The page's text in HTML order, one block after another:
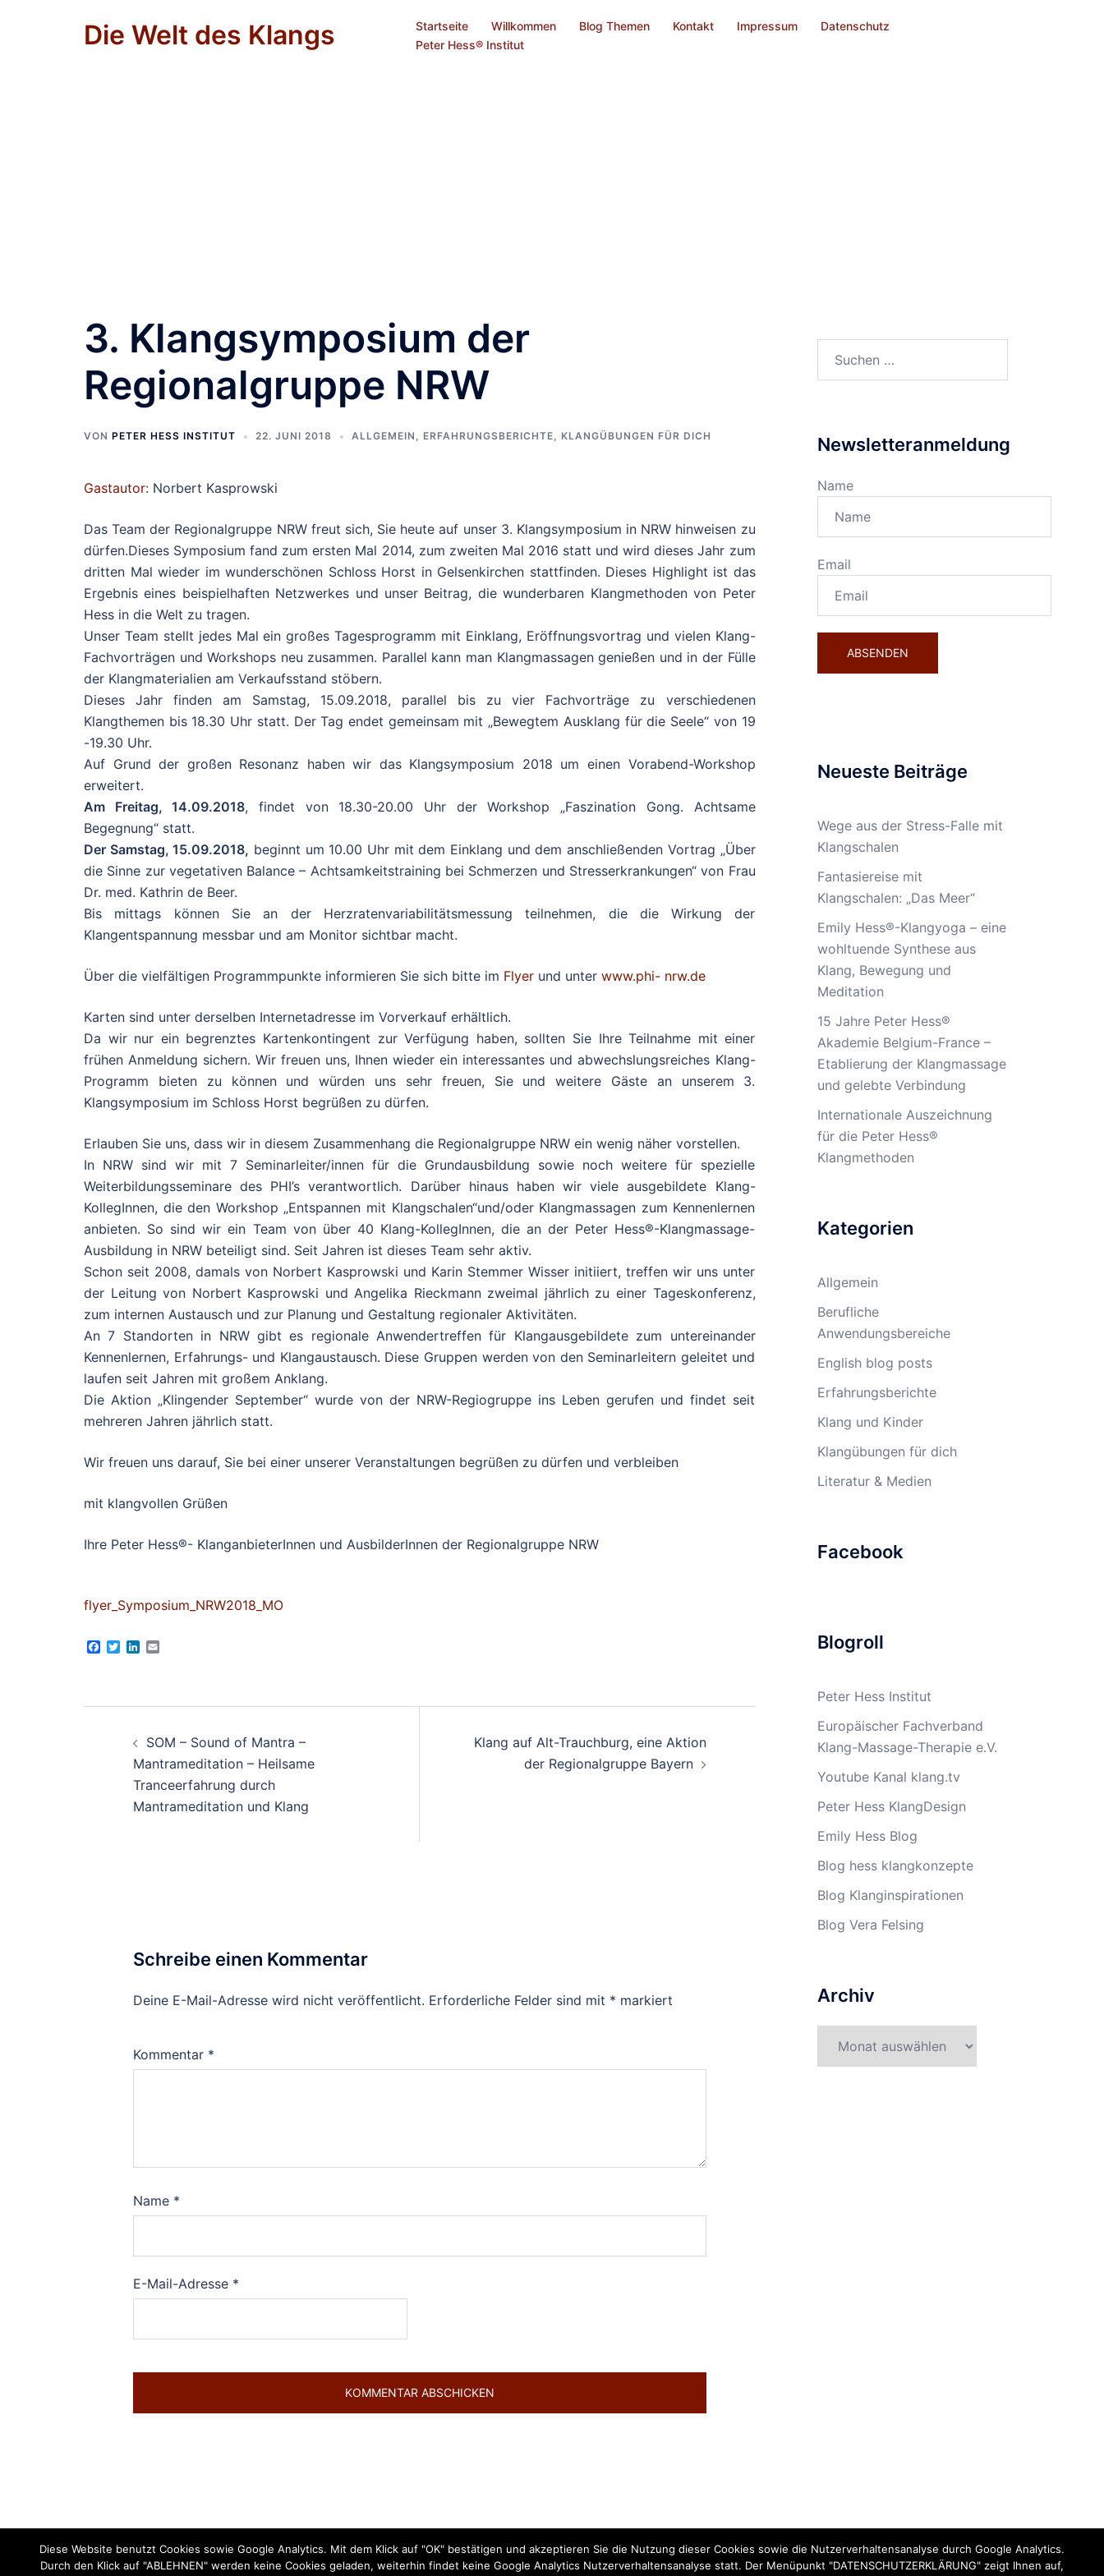
Die Welt des Klangs Startseite Willkommen Blog Themen Kontakt Impressum
Datenschutz
Peter Hess® Institut
3. Klangsymposium der
Regionalgruppe NRW
VON PETER HESS INSTITUT 22. JUNI 2018 ALLGEMEIN , ERFAHRUNGSBERICHTE, KLANGÜBUNGEN FÜR DICH
Gastautor: Norbert Kasprowski
Das Team der Regionalgruppe NRW freut sich, Sie heute auf unser 3. Klangsymposium in NRW hinweisen zu
dürfen.Dieses Symposium fand zum ersten Mal 2014, zum zweiten Mal 2016 statt und wird dieses Jahr zum
dritten Mal wieder im wunderschönen Schloss Horst in Gelsenkirchen stattfinden. Dieses Highlight ist das
Ergebnis eines beispielhaften Netzwerkes und unser Beitrag, die wunderbaren Klangmethoden von Peter
Hess in die Welt zu tragen.
Unser Team stellt jedes Mal ein großes Tagesprogramm mit Einklang, Eröffnungsvortrag und vielen Klang-
Fachvorträgen und Workshops neu zusammen. Parallel kann man Klangmassagen genießen und in der Fülle
der Klangmaterialien am Verkaufsstand stöbern.
Dieses Jahr finden am Samstag, 15.09.2018, parallel bis zu vier Fachvorträge zu verschiedenen
Klangthemen bis 18.30 Uhr statt. Der Tag endet gemeinsam mit „Bewegtem Ausklang für die Seele“ von 19
-19.30 Uhr.
Auf Grund der großen Resonanz haben wir das Klangsymposium 2018 um einen Vorabend-Workshop
erweitert.
Am Freitag, 14.09.2018, findet von 18.30-20.00 Uhr der Workshop „Faszination Gong. Achtsame
Begegnung“ statt.
Der Samstag, 15.09.2018, beginnt um 10.00 Uhr mit dem Einklang und dem anschließenden Vortrag „Über
die Sinne zur vegetativen Balance – Achtsamkeitstraining bei Schmerzen und Stresserkrankungen“ von Frau
Dr. med. Kathrin de Beer.
Bis mittags können Sie an der Herzratenvariabilitätsmessung teilnehmen, die die Wirkung der
Klangentspannung messbar und am Monitor sichtbar macht.
Über die vielfältigen Programmpunkte informieren Sie sich bitte im Flyer und unter www.phi- nrw.de
Karten sind unter derselben Internetadresse im Vorverkauf erhältlich.
Da wir nur ein begrenztes Kartenkontingent zur Verfügung haben, sollten Sie Ihre Teilnahme mit einer
frühen Anmeldung sichern. Wir freuen uns, Ihnen wieder ein interessantes und abwechslungsreiches Klang-
Programm bieten zu können und würden uns sehr freuen, Sie und weitere Gäste an unserem 3.
Klangsymposium im Schloss Horst begrüßen zu dürfen.
Erlauben Sie uns, dass wir in diesem Zusammenhang die Regionalgruppe NRW ein wenig näher vorstellen.
In NRW sind wir mit 7 Seminarleiter/innen für die Grundausbildung sowie noch weitere für spezielle
Weiterbildungsseminare des PHI’s verantwortlich. Darüber hinaus haben wir viele ausgebildete Klang-
KollegInnen, die den Workshop „Entspannen mit Klangschalen“und/oder Klangmassagen zum Kennenlernen
anbieten. So sind wir ein Team von über 40 Klang-KollegInnen, die an der Peter Hess®-Klangmassage-
Ausbildung in NRW beteiligt sind. Seit Jahren ist dieses Team sehr aktiv.
Schon seit 2008, damals von Norbert Kasprowski und Karin Stemmer Wisser initiiert, treffen wir uns unter
der Leitung von Norbert Kasprowski und Angelika Rieckmann zweimal jährlich zu einer Tageskonferenz,
zum internen Austausch und zur Planung und Gestaltung regionaler Aktivitäten.
An 7 Standorten in NRW gibt es regionale Anwendertreffen für Klangausgebildete zum untereinander
Kennenlernen, Erfahrungs- und Klangaustausch. Diese Gruppen werden von den Seminarleitern geleitet und
laufen seit Jahren mit großem Anklang.
Die Aktion „Klingender September“ wurde von der NRW-Regiogruppe ins Leben gerufen und findet seit
mehreren Jahren jährlich statt.
Wir freuen uns darauf, Sie bei einer unserer Veranstaltungen begrüßen zu dürfen und verbleiben
mit klangvollen Grüßen
Ihre Peter Hess®- KlanganbieterInnen und AusbilderInnen der Regionalgruppe NRW
flyer_Symposium_NRW2018_MO
Facebook
TwitterLinkedIn
SOM – Sound of Mantra –
Mantrameditation – Heilsame
Tranceerfahrung durch
Mantrameditation und Klang
Klang auf Alt-Trauchburg, eine Aktion
der Regionalgruppe Bayern
Schreibe einen Kommentar
Deine E-Mail-Adresse wird nicht veröffentlicht. Erforderliche Felder sind mit * markiert
Kommentar *
Name *
E-Mail-Adresse *
Newsletteranmeldung
Name
Email
Neueste Beiträge
Wege aus der Stress-Falle mit
Klangschalen
Fantasiereise mit
Klangschalen: „Das Meer“
Emily Hess®-Klangyoga – eine
wohltuende Synthese aus
Klang, Bewegung und
Meditation
15 Jahre Peter Hess®
Akademie Belgium-France –
Etablierung der Klangmassage
und gelebte Verbindung
Internationale Auszeichnung
für die Peter Hess®
Klangmethoden
Kategorien
Allgemein
Berufliche
Anwendungsbereiche
English blog posts
Erfahrungsberichte
Klang und Kinder
Klangübungen für dich
Literatur & Medien
Facebook
Blogroll
Peter Hess Institut
Europäischer Fachverband
Klang-Massage-Therapie e.V.
Youtube Kanal klang.tv
Peter Hess KlangDesign
Emily Hess Blog
Blog hess klangkonzepte
Blog Klanginspirationen
Blog Vera Felsing
Archiv
Diese Website benutzt Cookies sowie Google Analytics. Mit dem Klick auf "OK" bestätigen und akzeptieren Sie die Nutzung dieser Cookies sowie die Nutzerverhaltensanalyse durch Google Analytics.
Durch den Klick auf "ABLEHNEN" werden keine Cookies geladen, weiterhin findet keine Google Analytics Nutzerverhaltensanalyse statt. Der Menüpunkt "DATENSCHUTZERKLÄRUNG" zeigt Ihnen auf,